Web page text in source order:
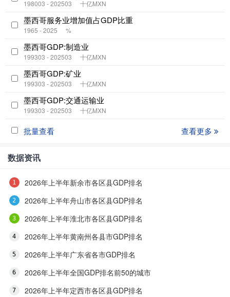
198003 - 202503 十亿MXN
墨西哥服务业增加值占GDP比重
1965 - 2025 %
墨西哥GDP:制造业
199303 - 202503 十亿MXN
墨西哥GDP:矿业
199303 - 202503 十亿MXN
墨西哥GDP:交通运输业
199303 - 202503 十亿MXN
批量查看 查看更多
数据资讯
2026年上半年新余市各区县GDP排名
2026年上半年舟山市各区县GDP排名
2026年上半年淮北市各区县GDP排名
2026年上半年黄南州各县市GDP排名
2026年上半年广东省各市GDP排名
2026年上半年全国GDP排名前50的城市
2026年上半年定西市各区县GDP排名